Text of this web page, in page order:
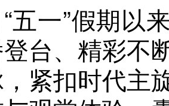
五一”假期以
台、精彩不
紧扣时代主